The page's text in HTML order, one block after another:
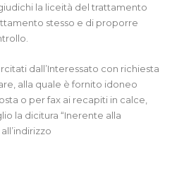
la liceità del trattamento
stesso e di proporre
dall’Interessato con richiesta
alla quale è fornito idoneo
o per fax ai recapiti in calce,
la dicitura “Inerente alla